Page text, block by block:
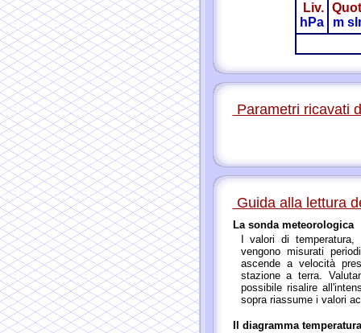
Liv.
hPa
m
Parametri ricavati
Guida alla lettura
La sonda meteorologica
I valori di
vengono misurati
ascende a velocità
stazione a terra.
possibile risalire
sopra riassume i valori
Il diagramma